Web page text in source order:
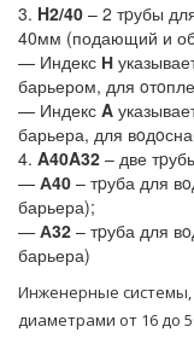
3. H2/40 – 2 тpубы
40мм (подающий и
— Индекс Н
барьером, для
— Индекс A
барьера, для
4. A40A32 – две
— А40 – тpуба для
барьера);
— А32 – тpуба для
барьера)
Инженерные системы,
диаметрами от 16 до